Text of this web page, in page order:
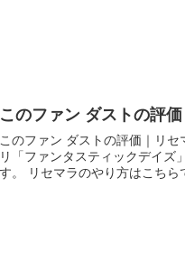
このファン ダストの評
このファン ダストの評価｜リセマラ当たりキャラ この素晴
リ「ファンタスティックデイズ